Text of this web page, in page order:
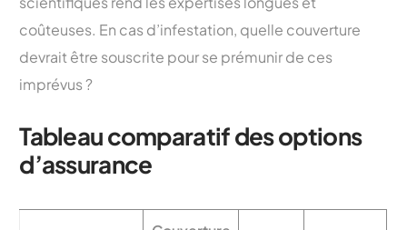
coûteuses. En cas d’infestation, quelle couverture
devrait être souscrite pour se prémunir de ces
imprévus ?
Tableau comparatif des options
d’assurance